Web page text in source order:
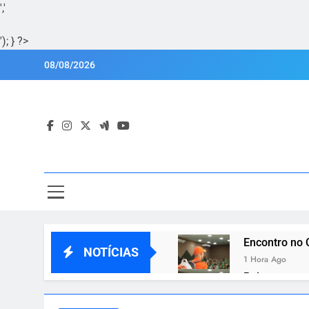
','
'); } ?>
08/08/2026
NOTÍCIAS
Encontro no
1 Hora Ago
Palmas
1 Hora Ago